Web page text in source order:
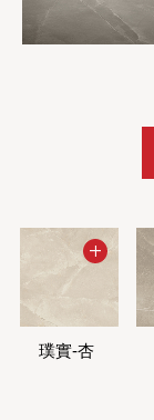
璞實-杏